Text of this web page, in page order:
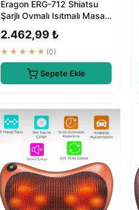
Eragon ERG-712 Shiatsu
Şarjlı Ovmalı Isıtmalı Masaj
2.462,99 ₺
★★★★★ (0)
Sepete Ekle